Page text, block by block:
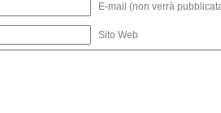
E-mail (non verrà
Sito Web